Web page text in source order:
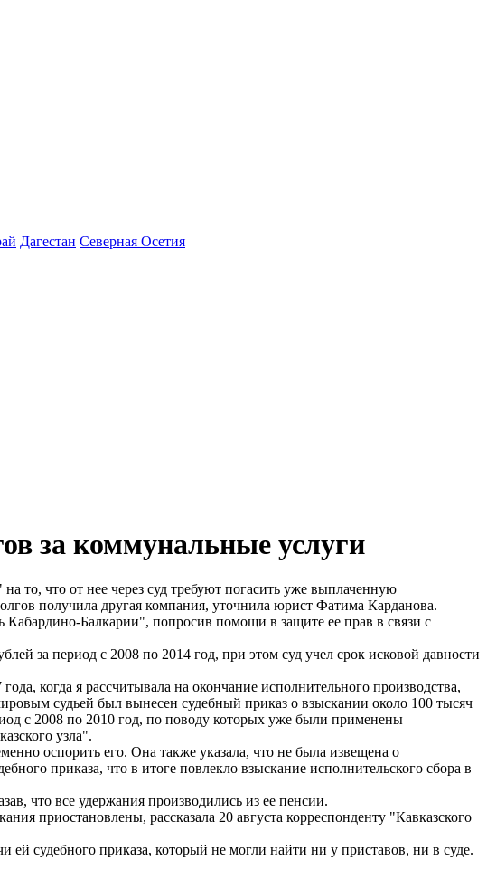
Дагестан Северная Осетия
за коммунальные услуги
то, что от нее через суд требуют погасить уже выплаченную
получила другая компания, уточнила юрист Фатима Карданова.
Балкарии", попросив помощи в защите ее прав в связи с
за период с 2008 по 2014 год, при этом суд учел срок исковой давности
когда я рассчитывала на окончание исполнительного производства,
судьей был вынесен судебный приказ о взыскании около 100 тысяч
с 2008 по 2010 год, по поводу которых уже были применены
узла".
оспорить его. Она также указала, что не была извещена о
приказа, что в итоге повлекло взыскание исполнительского сбора в
что все удержания производились из ее пенсии.
приостановлены, рассказала 20 августа корреспонденту "Кавказского
судебного приказа, который не могли найти ни у приставов, ни в суде.